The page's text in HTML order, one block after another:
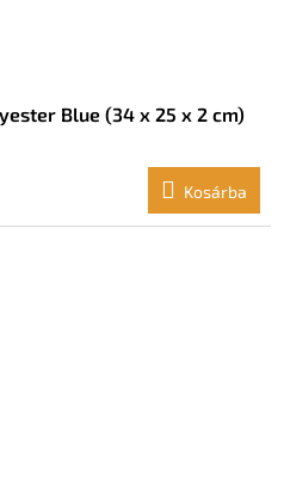
Blue (34 x 25 x 2 cm)
Kosárba